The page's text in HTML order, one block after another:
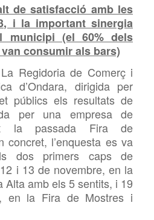
de satisfacció amb les
i la important sinergia
municipi (el 60% dels
consumir als bars)
La Regidoria de Comerç i
d’Ondara, dirigida per
públics els resultats de
per una empresa de
la passada Fira de
concret, l’enquesta es va
dos primers caps de
i 13 de novembre, en la
Alta amb els 5 sentits, i 19
en la Fira de Mostres i